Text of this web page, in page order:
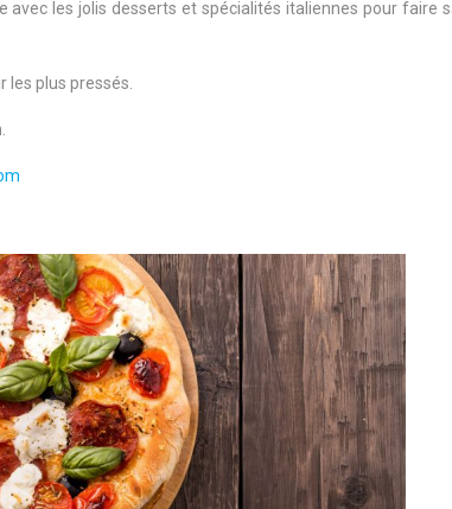
avec les jolis desserts et spécialités italiennes pour faire
les plus pressés.